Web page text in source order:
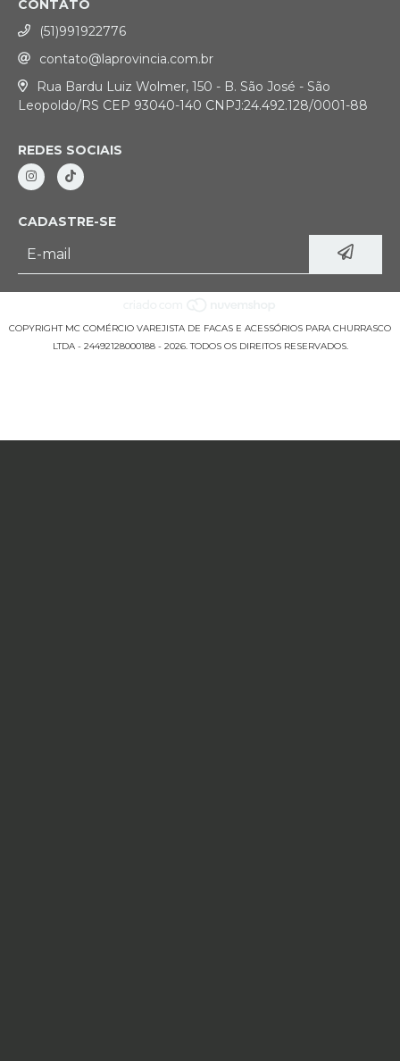
CONTATO
(51)991922776
contato@laprovincia.com.br
Rua Bardu Luiz Wolmer, 150 - B. São José - São
Leopoldo/RS CEP 93040-140 CNPJ:24.492.128/0001-88
REDES SOCIAIS
CADASTRE-SE
COPYRIGHT MC COMÉRCIO VAREJISTA DE FACAS E ACESSÓRIOS PARA CHURRASCO
LTDA - 24492128000188 - 2026. TODOS OS DIREITOS RESERVADOS.